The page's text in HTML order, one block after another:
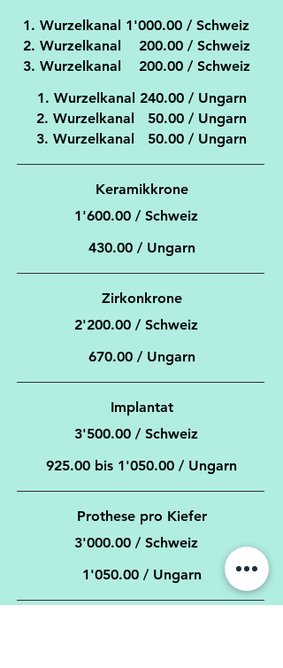
1. Wurzelkanal 1'000.00 / Schweiz
2. Wurzelkanal 200.00 / Schweiz
3. Wurzelkanal 200.00 / Schweiz
1. Wurzelkanal 240.00 / Ungarn
2. Wurzelkanal 50.00 / Ungarn
3. Wurzelkanal 50.00 / Ungarn
Keramikkrone
1'600.00 / Schweiz
430.00 / Ungarn
Zirkonkrone
2'200.00 / Schweiz
670.00 / Ungarn
Implantat
3'500.00 / Schweiz
925.00 bis 1'050.00 / Ungarn
Prothese pro Kiefer
3'000.00 / Schweiz
1'050.00 / Ungarn